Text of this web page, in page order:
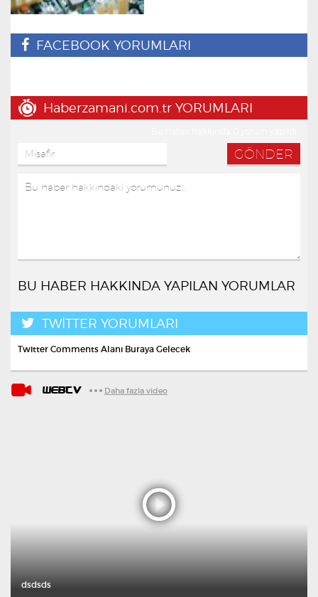
FACEBOOK YORUMLARI
Haberzamani.com.tr YORUMLARI
BU HABER HAKKINDA YAPILAN YORUMLAR
TWİTTER YORUMLARI
Twitter Comments Alanı Buraya Gelecek
WEBTV Daha fazla video
dsdsds